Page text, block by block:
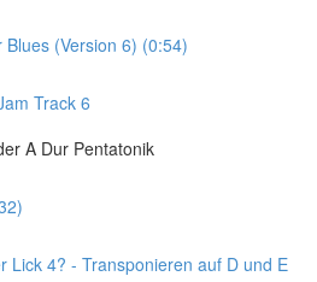
(Version 6) (0:54)
Track 6
A Dur Pentatonik
Lick 4? - Transponieren auf D und E